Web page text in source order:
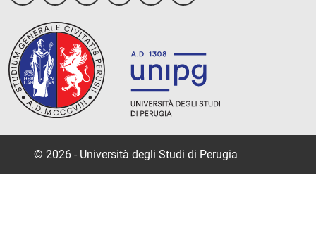
© 2026 - Università degli Studi di Perugia